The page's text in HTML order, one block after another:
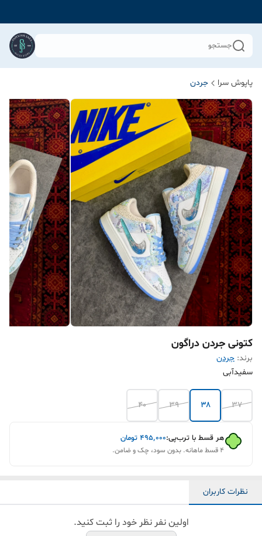
جستجو
پاپوش سرا جردن
کتونی جردن دراگون
برند: جردن
سفیدآبی
۳۷ ۳۸ ۳۹ ۴۰
هر قسط با ترب‌پی:۴۹۵٬۰۰۰ تومان
۴ قسط ماهانه. بدون سود، چک و ضامن.
نظرات کاربران
اولین نفر نظر خود را ثبت کنید.